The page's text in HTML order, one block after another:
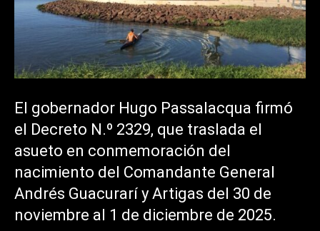
El gobernador Hugo Passalacqua firmó
el Decreto N.º 2329, que traslada el
asueto en conmemoración del
nacimiento del Comandante General
Andrés Guacurarí y Artigas del 30 de
noviembre al 1 de diciembre de 2025.